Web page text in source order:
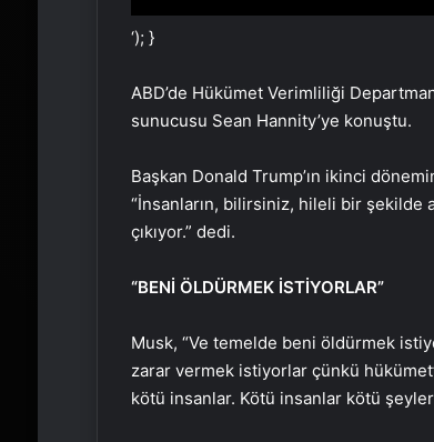
‘); }
ABD’de Hükümet Verimliliği
sunucusu Sean Hannity’ye konuştu.
Başkan Donald Trump’ın ikinci
“İnsanların, bilirsiniz, hileli bir şekilde
çıkıyor.” dedi.
“BENİ ÖLDÜRMEK İSTİYORLAR”
Musk, “Ve temelde beni öldürmek
zarar vermek istiyorlar çünkü
kötü insanlar. Kötü insanlar kötü